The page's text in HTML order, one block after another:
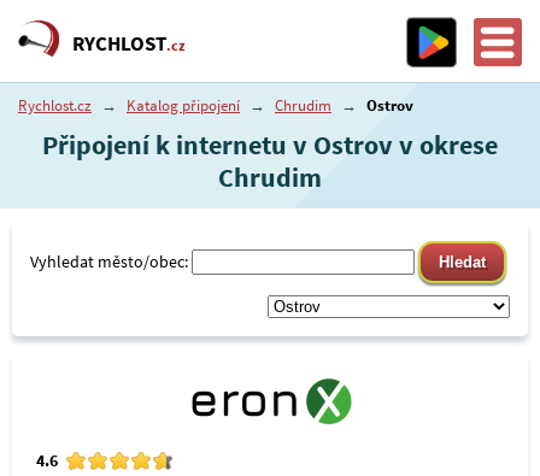
RYCHLOST.cz
Rychlost.cz → Katalog připojení → Chrudim → Ostrov
Připojení k internetu v Ostrov v okrese
Chrudim
Vyhledat město/obec:
4.6